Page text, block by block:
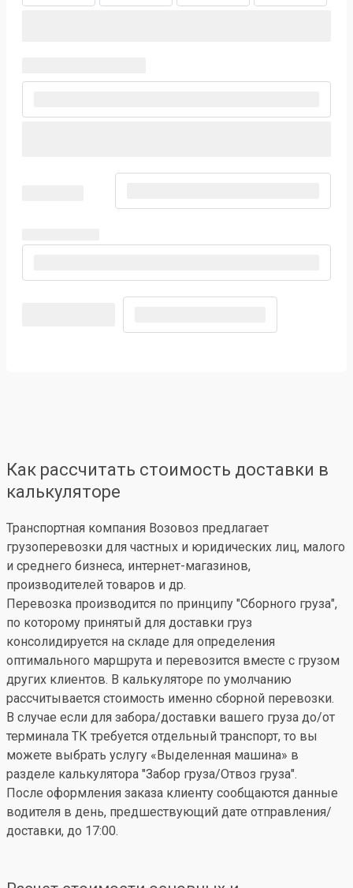
Как рассчитать стоимость доставки в
калькуляторе
Транспортная компания Возовоз предлагает
грузоперевозки для частных и юридических лиц, малого
и среднего бизнеса, интернет-магазинов,
производителей товаров и др.
Перевозка производится по принципу "Сборного груза",
по которому принятый для доставки груз
консолидируется на складе для определения
оптимального маршрута и перевозится вместе с грузом
других клиентов. В калькуляторе по умолчанию
рассчитывается стоимость именно сборной перевозки.
В случае если для забора/доставки вашего груза до/от
терминала ТК требуется отдельный транспорт, то вы
можете выбрать услугу «Выделенная машина» в
разделе калькулятора "Забор груза/Отвоз груза".
После оформления заказа клиенту сообщаются данные
водителя в день, предшествующий дате отправления/
доставки, до 17:00.